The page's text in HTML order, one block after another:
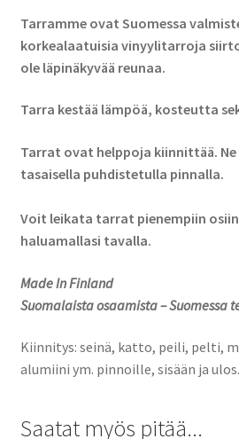
Tarramme ovat Suomessa
korkealaatuisia vinyylitarroja
ole läpinäkyvää reunaa.
Tarra kestää lämpöä, kosteutta
Tarrat ovat helppoja kiinnittää.
tasaisella puhdistetulla pinnalla.
Voit leikata tarrat pienempiin
haluamallasi tavalla.
Made In Finland
Suomalaista osaamista – Suomessa
Kiinnitys: seinä, katto, peili, pelti,
alumiini ym. pinnoille, sisään ja ulos.
Saatat myös pitää...